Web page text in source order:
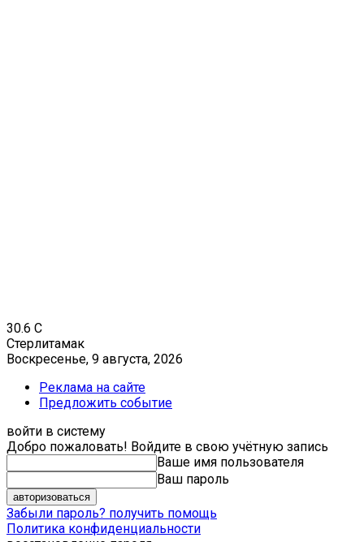
30.6 C
Стерлитамак
Воскресенье, 9 августа, 2026
Реклама на сайте
Предложить событие
войти в систему
Добро пожаловать! Войдите в свою учётную запись
Ваше имя пользователя
Ваш пароль
Забыли пароль? получить помощь
Политика конфиденциальности